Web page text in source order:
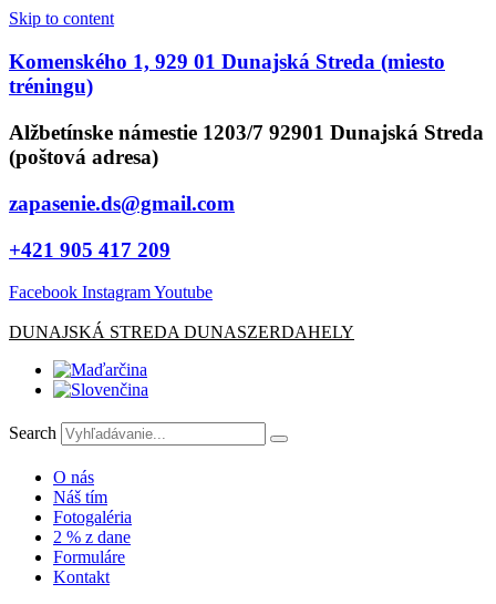
Skip to content
Komenského 1, 929 01 Dunajská Streda (miesto
tréningu)
Alžbetínske námestie 1203/7 92901 Dunajská Streda
(poštová adresa)
zapasenie.ds@gmail.com
+421 905 417 209
Facebook InstagramYoutube
DUNAJSKÁ STREDA DUNASZERDAHELY
Search
O nás
Náš tím
Fotogaléria
2 % z dane
Formuláre
Kontakt